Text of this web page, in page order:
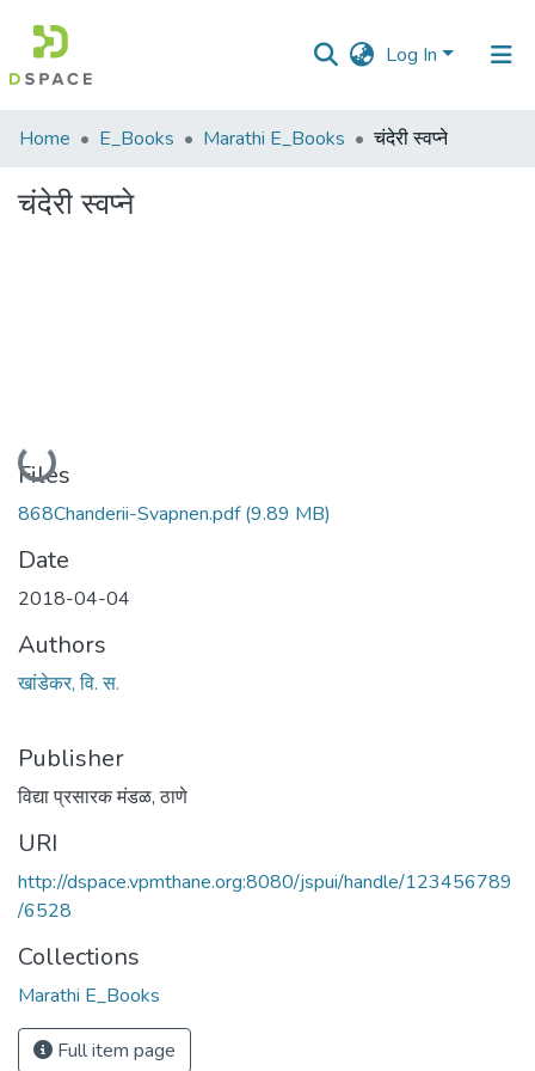
Log In
Communities
Collections
Home E_Books Marathi E_Books चंदेरी स्वप्ने
चंदेरी स्वप्ने
Loading...
Files
868Chanderii-Svapnen.pdf(9.89 MB)
Date
2018-04-04
Authors
खांडेकर, वि. स.
Publisher
विद्या प्रसारक मंडळ, ठाणे
URI
http://dspace.vpmthane.org:8080/jspui/handle/123456789
/6528
Collections
Marathi E_Books
Full item page